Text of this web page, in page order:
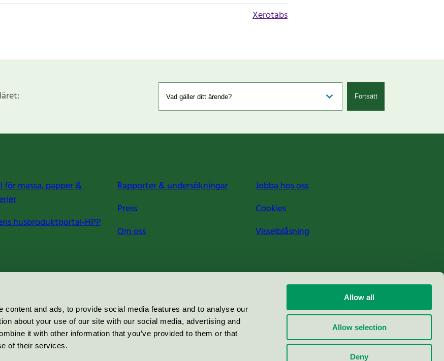
content and ads, to provide social media features and to analyse our
about your use of our site with our social media, advertising and
it with other information that you’ve provided to them or that
of their services.
Allow all
Allow selection
Deny
Xerotabs
Fortsätt
för massa, papper &
husproduktportal-HPP
Rapporter & undersökningar
Press
Om oss
Jobba hos oss
Cookies
Visselblåsning